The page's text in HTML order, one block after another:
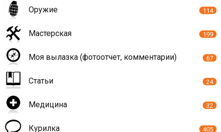
Оружие 114
Мастерская 199
Моя вылазка (фотоотчет, комментарии) 67
Статьи 24
Медицина 32
Курилка 405